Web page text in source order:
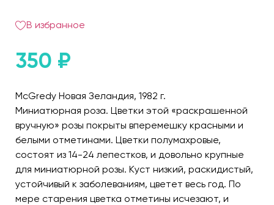
В избранное
350 ₽
McGredy Новая Зеландия, 1982 г.
Миниатюрная роза. Цветки этой «раскрашенной
вручную» розы покрыты вперемешку красными и
белыми отметинами. Цветки полумахровые,
состоят из 14-24 лепестков, и довольно крупные
для миниатюрной розы. Куст низкий, раскидистый,
устойчивый к заболеваниям, цветет весь год. По
мере старения цветка отметины исчезают, и